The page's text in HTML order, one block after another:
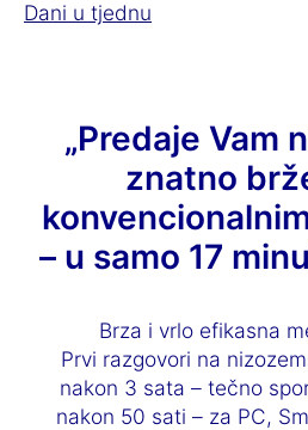
Dani u tjednu
„Predaje Vam
znatno
– u samo 17
Brza i vrlo efikasna
Prvi razgovori na
nakon 3 sata – tečno
nakon 50 sati – za PC,